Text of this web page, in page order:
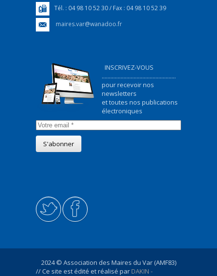
Tél. : 04 98 10 52 30 / Fax : 04 98 10 52 39
maires.var@wanadoo.fr
INSCRIVEZ-VOUS
...................................................
pour recevoir nos
newsletters
et toutes nos publications
électroniques
2024 © Association des Maires du Var (AMF83)
// Ce site est édité et réalisé par DAKIN -